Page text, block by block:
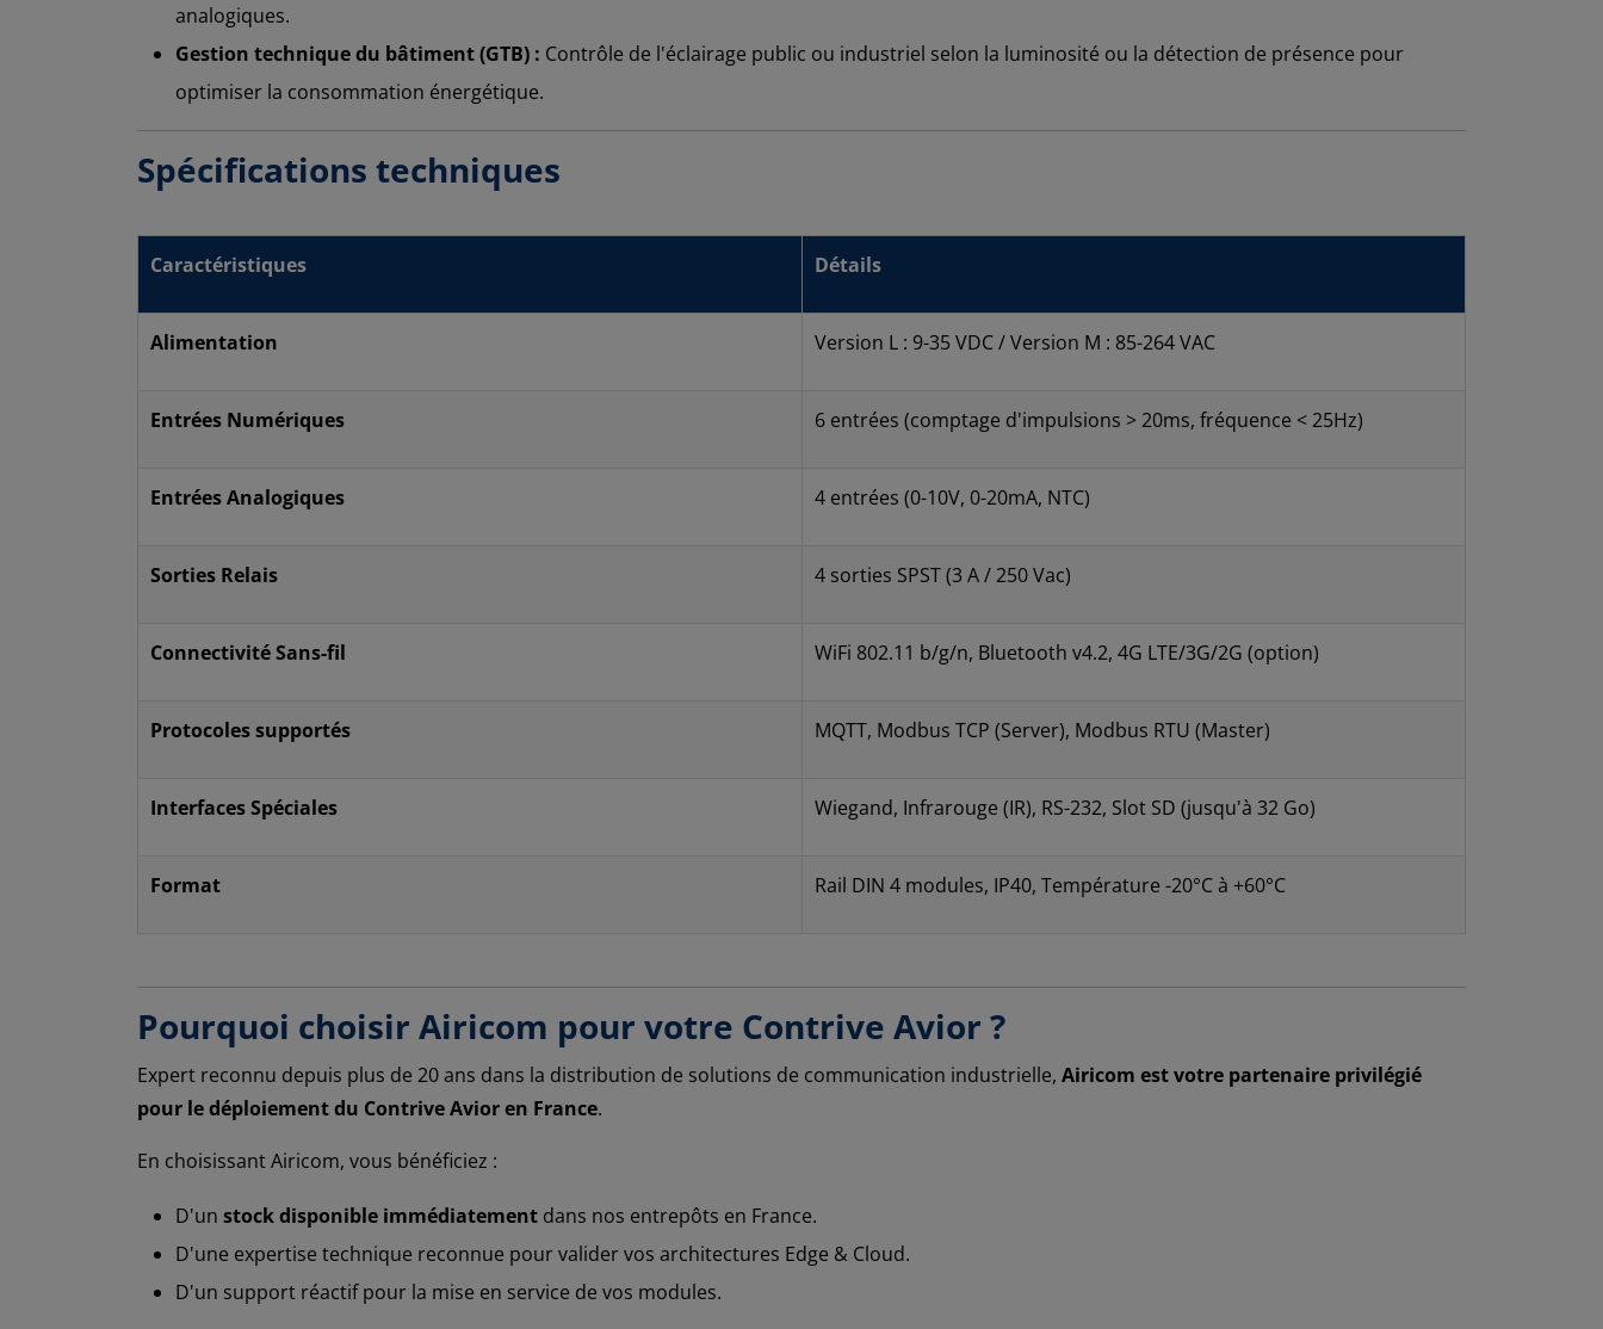
analogiques.
Gestion technique du bâtiment (GTB) : Contrôle de l'éclairage public ou industriel selon la luminosité ou la détection de présence pour
optimiser la consommation énergétique.
Spécifications techniques
Caractéristiques Détails
Alimentation Version L : 9-35 VDC / Version M : 85-264 VAC
Entrées Numériques 6 entrées (comptage d'impulsions > 20ms, fréquence < 25Hz)
Entrées Analogiques 4 entrées (0-10V, 0-20mA, NTC)
Sorties Relais 4 sorties SPST (3 A / 250 Vac)
Connectivité Sans-fil WiFi 802.11 b/g/n, Bluetooth v4.2, 4G LTE/3G/2G (option)
Protocoles supportés MQTT, Modbus TCP (Server), Modbus RTU (Master)
Interfaces Spéciales Wiegand, Infrarouge (IR), RS-232, Slot SD (jusqu'à 32 Go)
Format Rail DIN 4 modules, IP40, Température -20°C à +60°C
Pourquoi choisir Airicom pour votre Contrive Avior ?
Expert reconnu depuis plus de 20 ans dans la distribution de solutions de communication industrielle, Airicom est votre partenaire privilégié
pour le déploiement du Contrive Avior en France.
En choisissant Airicom, vous bénéficiez :
D'un stock disponible immédiatement dans nos entrepôts en France.
D'une expertise technique reconnue pour valider vos architectures Edge & Cloud.
D'un support réactif pour la mise en service de vos modules.